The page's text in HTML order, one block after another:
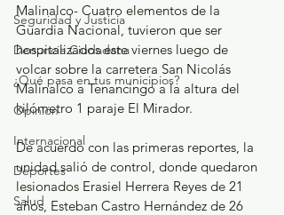
Seguridad y Justicia
Denuncia Ciudadana
¿Qué pasa en tus municipios?
Opinión
Internacional
Deportes
Salud
Malinalco- Cuatro elementos de la
Guardia Nacional, tuvieron que ser
hospitalizados este viernes luego de
volcar sobre la carretera San Nicolás
Malinalco a Tenancingo a la altura del
kilómetro 1 paraje El Mirador.
De acuerdo con las primeras reportes, la
unidad salió de control, donde quedaron
lesionados Erasiel Herrera Reyes de 21
años, Esteban Castro Hernández de 26